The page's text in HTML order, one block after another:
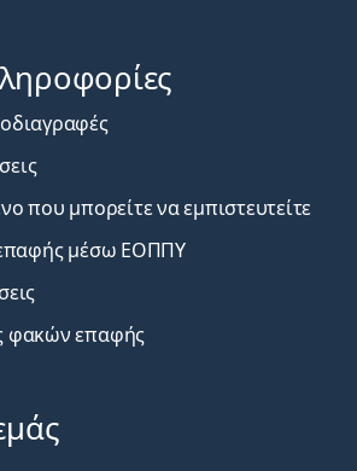
που μπορείτε να εμπιστευτείτε
μέσω ΕΟΠΠΥ
φακών επαφής